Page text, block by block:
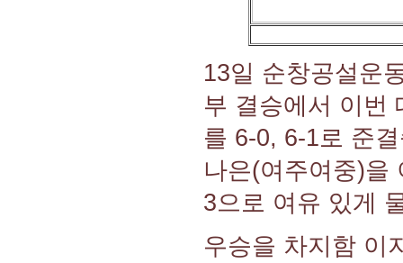
13일 순창공설운
부 결승에서 이번
를 6-0, 6-1로 준
나은(여주여중)을
3으로 여유 있게
우승을 차지함 이